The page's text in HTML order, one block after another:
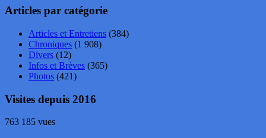
Articles par catégorie
Articles et Entretiens (384)
Chroniques (1 908)
Divers (12)
Infos et Brèves (365)
Photos (421)
Visites depuis 2016
763 185 vues